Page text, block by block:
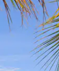
les parcourir